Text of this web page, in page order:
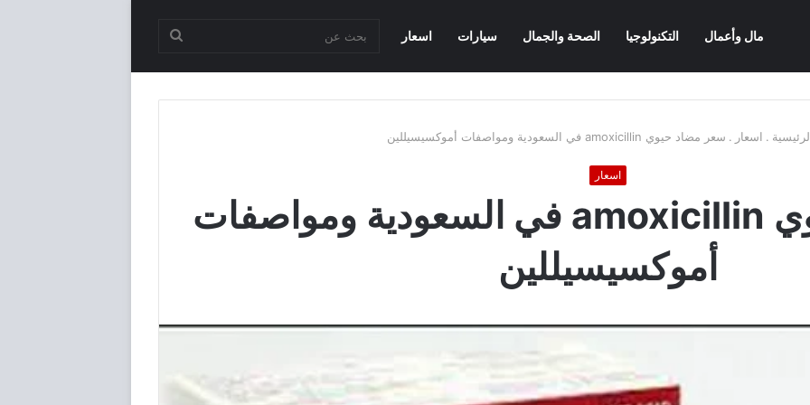
مال وأعمال التكنولوجيا الصحة والجمال سيارات اسعار بحث
. اسعار . سعر مضاد حيوي amoxicillin في السعودية ومواصفات أموكسيسيللين
اسعار
سعر مضاد حيوي amoxicillin في السعودية ومواصفات
أموكسيسيللين